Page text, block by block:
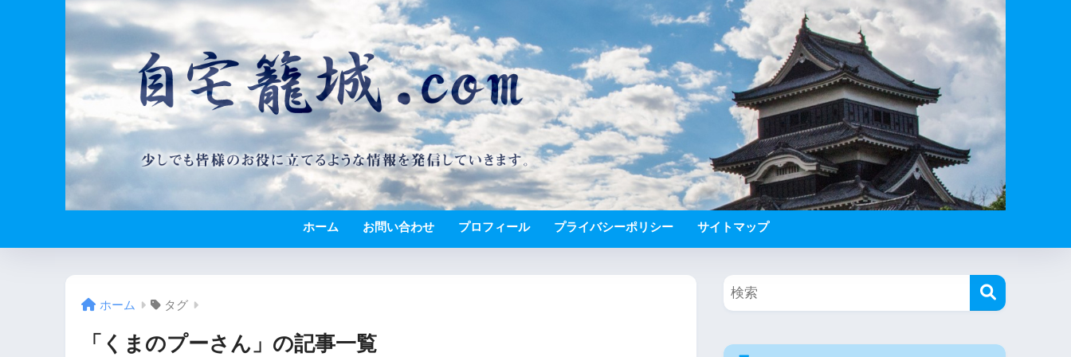
ホーム お問い合わせ プロフィール プライバシーポリシー サイトマップ
ホーム タグ
「くまのプーさん」の記事一覧